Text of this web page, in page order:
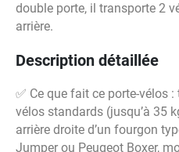
double porte, il transporte 2
arrière.
Description détaillée
✅ Ce que fait ce porte-vélos
vélos standards (jusqu’à 35
arrière droite d’un fourgon
Jumper ou Peugeot Boxer,